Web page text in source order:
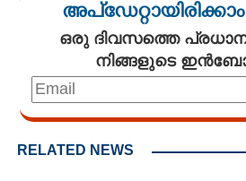
ഒരു ദിവസത്തെ
നിങ്ങളുടെ
RELATED NEWS